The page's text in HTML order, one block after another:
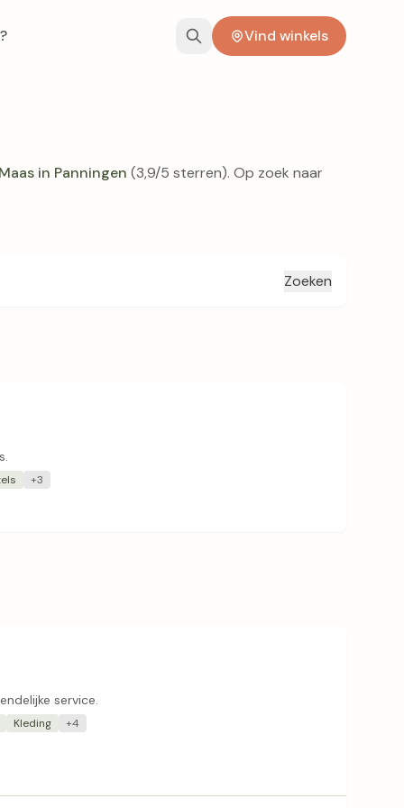
Vind winkels
in Panningen (3,9/5 sterren). Op zoek naar
Zoeken
+3
service.
Kleding +4